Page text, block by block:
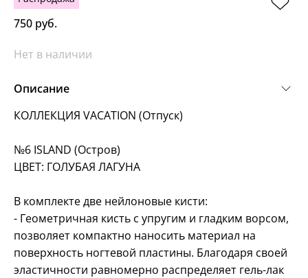
750 руб.
Нет в наличии
Описание
КОЛЛЕКЦИЯ VACATION (Отпуск)
№6 ISLAND (Остров)
ЦВЕТ: ГОЛУБАЯ ЛАГУНА
В комплекте две нейлоновые кисти:
- Геометричная кисть с упругим и гладким ворсом,
позволяет компактно наносить материал на
поверхность ногтевой пластины. Благодаря своей
эластичности равномерно распределяет гель-лак